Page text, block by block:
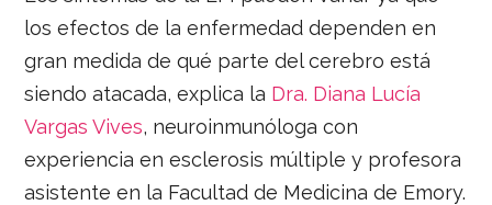
los efectos de la enfermedad dependen en
gran medida de qué parte del cerebro está
siendo atacada, explica la Dra. Diana Lucía
Vargas Vives, neuroinmunóloga con
experiencia en esclerosis múltiple y profesora
asistente en la Facultad de Medicina de Emory.